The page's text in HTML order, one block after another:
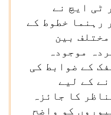
ٹی ایچ نے
رہنما خطوط کے
بین
موجودہ
کے ضوابط کی
کے لیے
کا جائزہ
کو واضح